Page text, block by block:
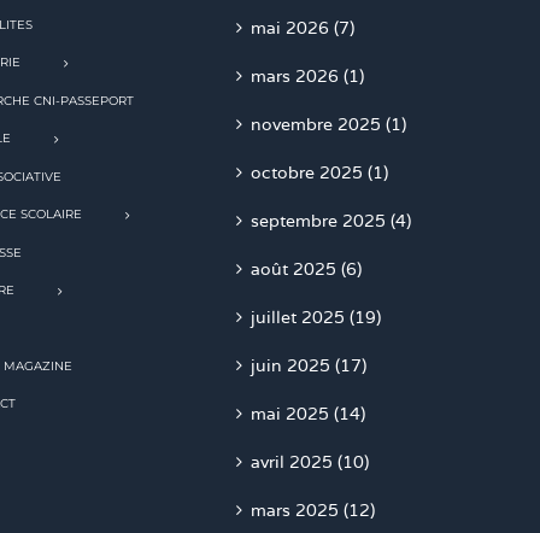
mai 2026 (7)
mars 2026 (1)
novembre 2025 (1)
octobre 2025 (1)
septembre 2025 (4)
août 2025 (6)
juillet 2025 (19)
juin 2025 (17)
mai 2025 (14)
avril 2025 (10)
mars 2025 (12)